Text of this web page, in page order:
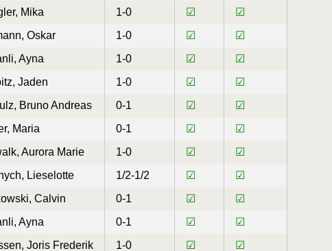
Mika 1-0 ☑
☑
Oskar 1-0 ☑
☑
Ayna 1-0 ☑
☑
Jaden 1-0 ☑
☑
Bruno Andreas 0-1 ☑
☑
Maria 0-1 ☑
☑
Aurora Marie 1-0 ☑
☑
Lieselotte 1/2-1/2 ☑
☑
Calvin 0-1 ☑
☑
Ayna 0-1 ☑
☑
Joris Frederik 1-0 ☑ ☑